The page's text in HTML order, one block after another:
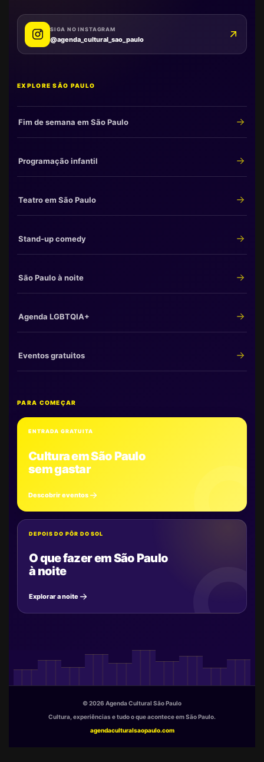
SIGA NO INSTAGRAM
@agenda_cultural_sao_paulo
EXPLORE SÃO PAULO
Fim de semana em São Paulo
Programação infantil
Teatro em São Paulo
Stand-up comedy
São Paulo à noite
Agenda LGBTQIA+
Eventos gratuitos
PARA COMEÇAR
ENTRADA GRATUITA
Cultura em São Paulo
sem gastar
Descobrir eventos
DEPOIS DO PÔR DO SOL
O que fazer em São Paulo
à noite
Explorar a noite
© 2026 Agenda Cultural São Paulo
Cultura, experiências e tudo o que acontece em São Paulo.
agendaculturalsaopaulo.com